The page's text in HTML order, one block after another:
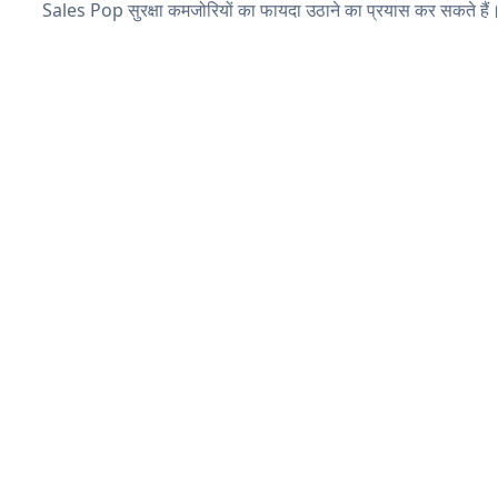
Sales Pop सुरक्षा कमजोरियों का फायदा उठाने का प्रयास कर सकते